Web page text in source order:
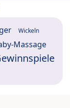
Wickeln
Massage